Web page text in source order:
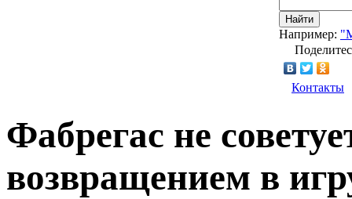
Найти
Например:
Контакты
Фабрегас не
возвращением в